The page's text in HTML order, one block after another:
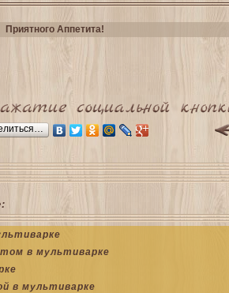
Приятного Аппетита!
в мультиварке
в мультиварке